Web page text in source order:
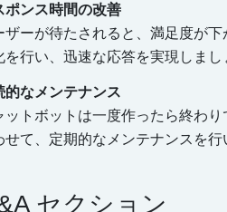
ポンス時間の改善
ザーが待たされると、満足度が
を行い、迅速な応答を実現しまし
的なメンテナンス
ットボットは一度作ったら終わ
せて、定期的なメンテナンスを行
セクション